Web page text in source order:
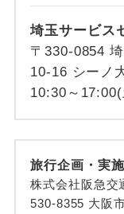
埼玉サービス
〒330-0854
10-16 シーノ
10:30～
旅行企画・実施
株式会社阪急交
530-8355 大阪